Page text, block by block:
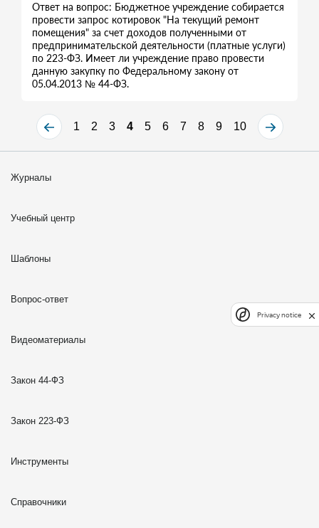
Ответ на вопрос: Бюджетное учреждение собирается
провести запрос котировок "На текущий ремонт
помещения" за счет доходов полученными от
предпринимательской деятельности (платные услуги)
по 223-ФЗ. Имеет ли учреждение право провести
данную закупку по Федеральному закону от
05.04.2013 № 44-ФЗ.
1 2 3 4 5 6 7 8 9 10
Журналы
Учебный центр
Шаблоны
Вопрос-ответ
Видеоматериалы
Закон 44-ФЗ
Закон 223-ФЗ
Инструменты
Справочники
Privacy notice